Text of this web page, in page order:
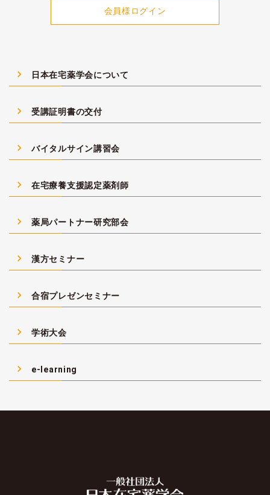
会員様ログイン
navigate_next 日本在宅薬学会について
navigate_next 受講証明書の交付
navigate_next バイタルサイン講習会
navigate_next 在宅療養支援認定薬剤師
navigate_next 薬局パートナー研究部会
navigate_next 漢方セミナー
navigate_next 合宿プレゼンセミナー
navigate_next 学術大会
navigate_next e-learning